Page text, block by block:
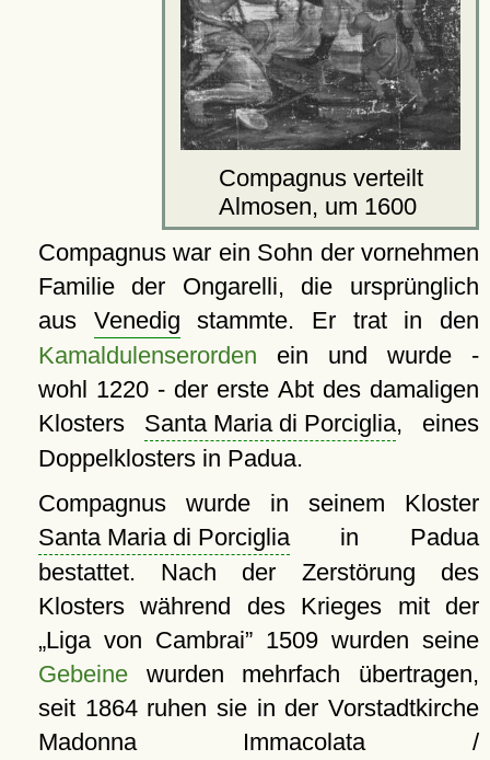
Compagnus verteilt
Almosen, um 1600
Compagnus war ein Sohn der vornehmen
Familie der Ongarelli, die ursprünglich
aus Venedig stammte. Er trat in den
Kamaldulenserorden ein und wurde -
wohl 1220 - der erste Abt des damaligen
Klosters Santa Maria di Porciglia, eines
Doppelklosters in Padua.
Compagnus wurde in seinem Kloster
Santa Maria di Porcigliain Padua
bestattet. Nach der Zerstörung des
Klosters während des Krieges mit der
Liga von Cambrai 1509 wurden seine
Gebeinewurden mehrfach übertragen,
seit 1864 ruhen sie in der Vorstadtkirche
Madonna Immacolata /